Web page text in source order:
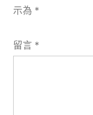
示為 *
留言 *